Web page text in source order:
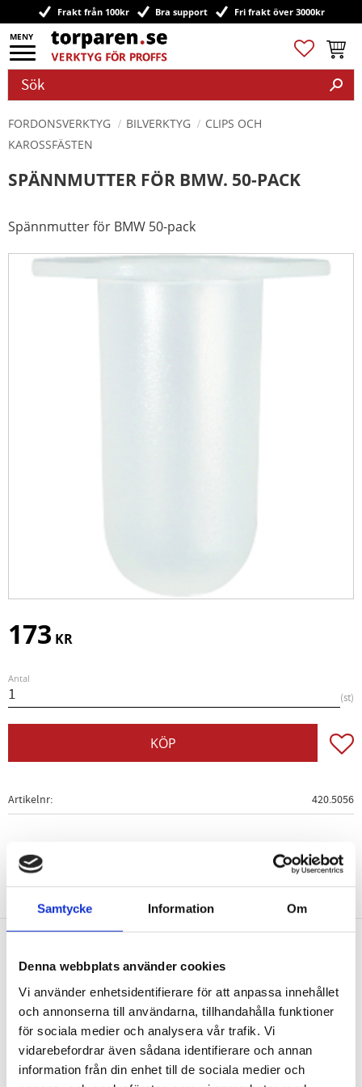
Samtycke Information Om
Denna webbplats använder cookies
Vi använder enhetsidentifierare för att anpassa innehållet
och annonserna till användarna, tillhandahålla funktioner
för sociala medier och analysera vår trafik. Vi
vidarebefordrar även sådana identifierare och annan
information från din enhet till de sociala medier och
Meny
Frakt från 100kr Bra support Fri frakt över 3000kr
Favoriter
FORDONSVERKTYG BILVERKTYG
CLIPS OCH
KAROSSFÄSTEN
SPÄNNMUTTER FÖR BMW. 50-PACK
Spännmutter för BMW 50-pack
173 KR
Antal
st
KÖP
Artikelnr 420.5056
Nyhetsbrev
PRENUMERERA